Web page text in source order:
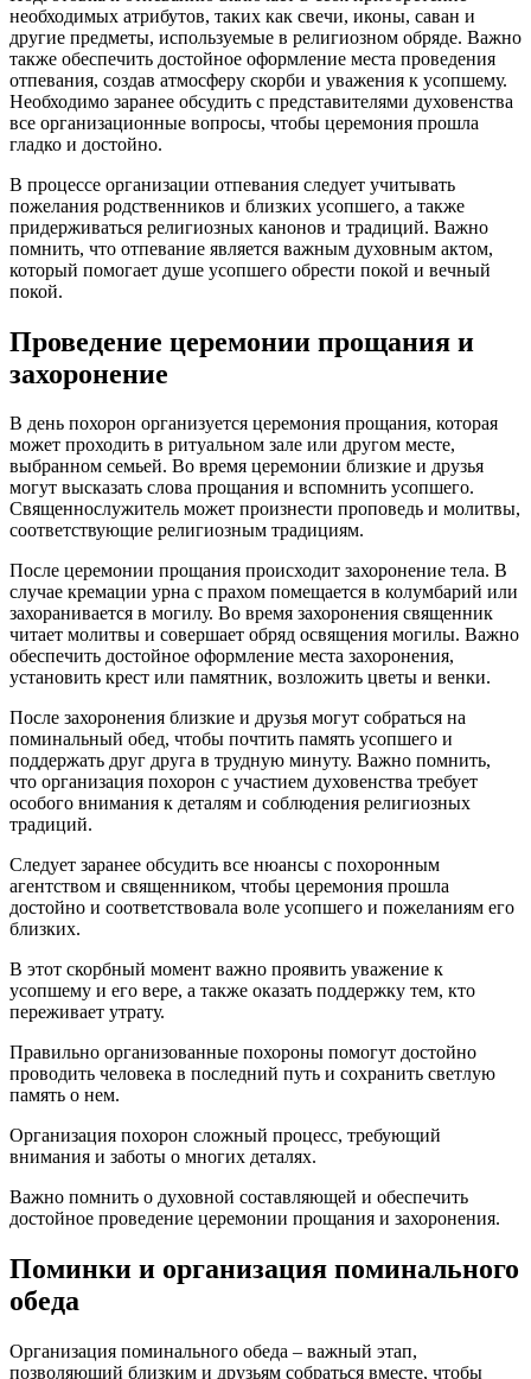
необходимых атрибутов, таких как свечи, иконы, саван и
другие предметы, используемые в религиозном обряде. Важно
также обеспечить достойное оформление места проведения
отпевания, создав атмосферу скорби и уважения к усопшему.
Необходимо заранее обсудить с представителями духовенства
все организационные вопросы, чтобы церемония прошла
гладко и достойно.
В процессе организации отпевания следует учитывать
пожелания родственников и близких усопшего, а также
придерживаться религиозных канонов и традиций. Важно
помнить, что отпевание является важным духовным актом,
который помогает душе усопшего обрести покой и вечный
покой.
Проведение церемонии прощания и
захоронение
В день похорон организуется церемония прощания, которая
может проходить в ритуальном зале или другом месте,
выбранном семьей. Во время церемонии близкие и друзья
могут высказать слова прощания и вспомнить усопшего.
Священнослужитель может произнести проповедь и молитвы,
соответствующие религиозным традициям.
После церемонии прощания происходит захоронение тела. В
случае кремации урна с прахом помещается в колумбарий или
захоранивается в могилу. Во время захоронения священник
читает молитвы и совершает обряд освящения могилы. Важно
обеспечить достойное оформление места захоронения,
установить крест или памятник, возложить цветы и венки.
После захоронения близкие и друзья могут собраться на
поминальный обед, чтобы почтить память усопшего и
поддержать друг друга в трудную минуту. Важно помнить,
что организация похорон с участием духовенства требует
особого внимания к деталям и соблюдения религиозных
традиций.
Следует заранее обсудить все нюансы с похоронным
агентством и священником, чтобы церемония прошла
достойно и соответствовала воле усопшего и пожеланиям его
близких.
В этот скорбный момент важно проявить уважение к
усопшему и его вере, а также оказать поддержку тем, кто
переживает утрату.
Правильно организованные похороны помогут достойно
проводить человека в последний путь и сохранить светлую
память о нем.
Организация похорон сложный процесс, требующий
внимания и заботы о многих деталях.
Важно помнить о духовной составляющей и обеспечить
достойное проведение церемонии прощания и захоронения.
Поминки и организация поминального
обеда
Организация поминального обеда – важный этап,
позволяющий близким и друзьям собраться вместе, чтобы